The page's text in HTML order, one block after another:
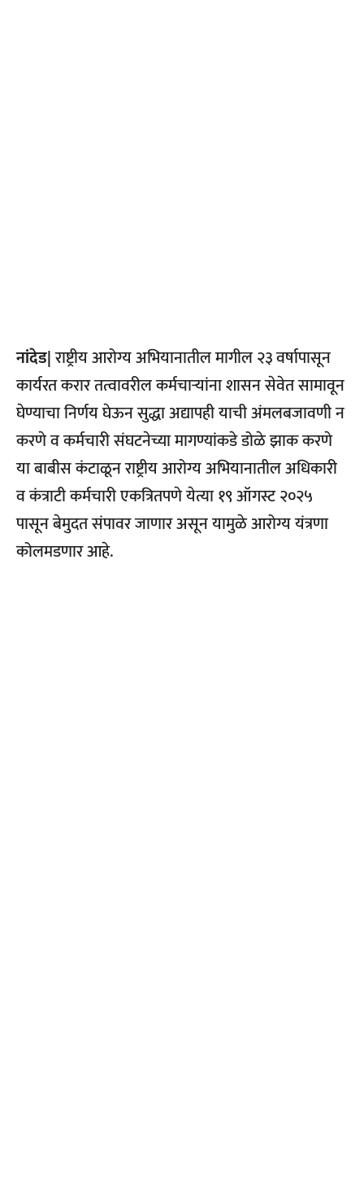
नांदेड|राष्ट्रीय आरोग्य अभियानातील मागील २३ वर्षापासून
कार्यरत करार तत्वावरील कर्मचाऱ्यांना शासन सेवेत सामावून
घेण्याचा निर्णय घेऊन सुद्धा अद्यापही याची अंमलबजावणी न
करणे व कर्मचारी संघटनेच्या मागण्यांकडे डोळे झाक करणे
या बाबीस कंटाळून राष्ट्रीय आरोग्य अभियानातील अधिकारी
व कंत्राटी कर्मचारी एकत्रितपणे येत्या १९ ऑगस्ट २०२५
पासून बेमुदत संपावर जाणार असून यामुळे आरोग्य यंत्रणा
कोलमडणार आहे.